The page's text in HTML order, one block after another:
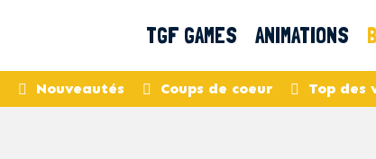
TGF GAMES ANIMATIONS
Nouveautés Coups de coeur Top des